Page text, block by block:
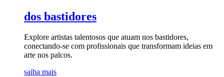
dos bastidores
Explore artistas talentosos que atuam nos bastidores,
conectando-se com profissionais que transformam ideias em
arte nos palcos.
saiba mais